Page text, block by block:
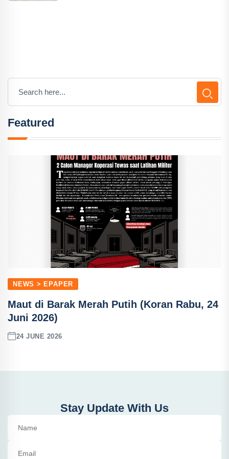
Featured
NEWS > EPAPER
Maut di Barak Merah Putih (Koran Rabu, 24
Juni 2026)
24 JUNE 2026
Stay Update With Us